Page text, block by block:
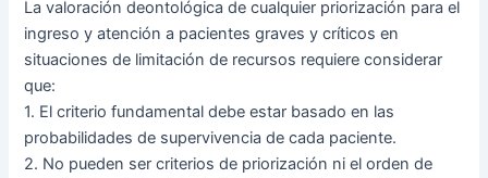
La valoración deontológica de cualquier priorización para el
ingreso y atención a pacientes graves y críticos en
situaciones de limitación de recursos requiere considerar
que:
1. El criterio fundamental debe estar basado en las
probabilidades de supervivencia de cada paciente.
2. No pueden ser criterios de priorización ni el orden de